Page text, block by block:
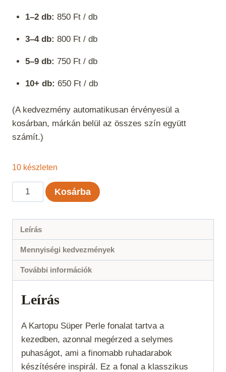
1–2 db: 850 Ft / db
3–4 db: 800 Ft / db
5–9 db: 750 Ft / db
10+ db: 650 Ft / db
(A kedvezmény automatikusan érvényesül a
kosárban, márkán belül az összes szín együtt
számít.)
10 készleten
Kartopu
Süper
Világoszöld
416
mennyiség
Kosárba
Leírás
Mennyiségi kedvezmények
További információk
Leírás
A Kartopu Süper Perle fonalat tartva a
kezedben, azonnal megérzed a selymes
puhaságot, ami a finomabb ruhadarabok
készítésére inspirál. Ez a fonal a klasszikus